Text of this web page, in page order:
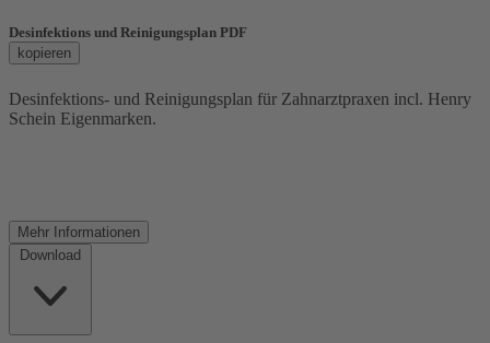
Desinfektions und Reinigungsplan PDF
kopieren
Desinfektions- und Reinigungsplan für Zahnarztpraxen incl. Henry
Schein Eigenmarken.
Mehr Informationen
Download